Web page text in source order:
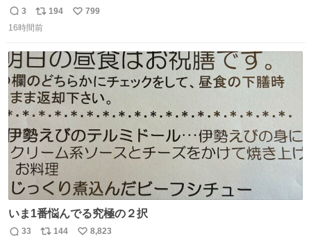
ック・ホームズに「ワトソン」と喋ってもらうためのアク
スタです！！！
返
信
3
リ
ポ
ト
数
194
い
数
799
16時間前
いま1番悩んでる究極の２択
33 144 8,823